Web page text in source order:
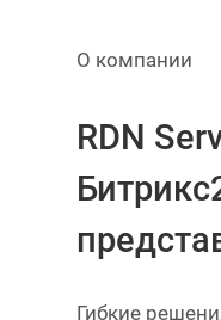
О компании
RDN
Гибкие